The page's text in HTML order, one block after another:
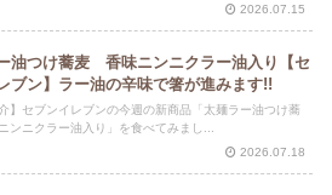
2026.07.15
油つけ蕎麦 香味ニンニクラー油入り【セ
ブン】ラー油の辛味で箸が進みます!!
介】セブンイレブンの今週の新商品「太麺ラー油つけ蕎
ンニクラー油入り」を食べてみまし...
2026.07.18